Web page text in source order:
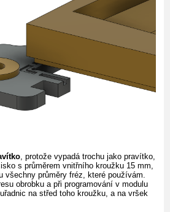
, protože vypadá trochu jako pravítko,
s průměrem vnitřního kroužku 15 mm,
všechny průměry fréz, které používám.
obrobku a při programování v modulu
na střed toho kroužku, a na vršek